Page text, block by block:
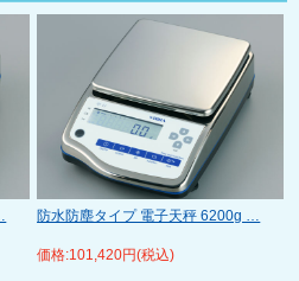
防水防塵タイプ 電子天秤 6200g …
価格:101,420円(税込)